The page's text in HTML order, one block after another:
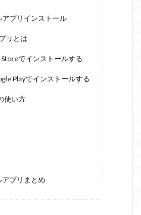
プリインストール
リとは
でインストールする
Playでインストールする
使い方
プリまとめ